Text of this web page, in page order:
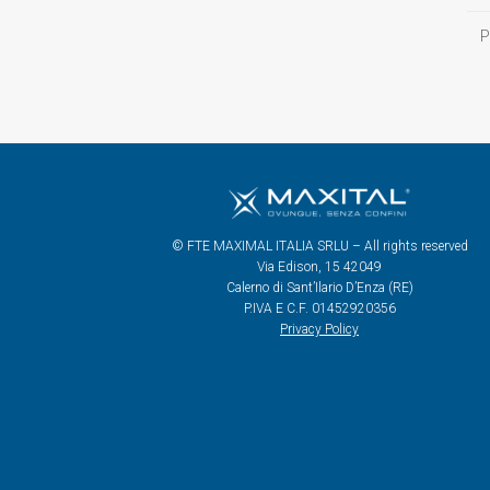
© FTE MAXIMAL ITALIA SRLU – All rights reserved
Via Edison, 15 42049
Calerno di Sant’Ilario D’Enza (RE)
P.IVA E C.F. 01452920356
Privacy Policy